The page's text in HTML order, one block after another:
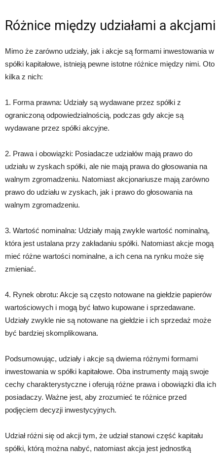
Różnice między udziałami a akcjami
Mimo że zarówno udziały, jak i akcje są formami inwestowania w
spółki kapitałowe, istnieją pewne istotne różnice między nimi. Oto
kilka z nich:
1. Forma prawna: Udziały są wydawane przez spółki z
ograniczoną odpowiedzialnością, podczas gdy akcje są
wydawane przez spółki akcyjne.
2. Prawa i obowiązki: Posiadacze udziałów mają prawo do
udziału w zyskach spółki, ale nie mają prawa do głosowania na
walnym zgromadzeniu. Natomiast akcjonariusze mają zarówno
prawo do udziału w zyskach, jak i prawo do głosowania na
walnym zgromadzeniu.
3. Wartość nominalna: Udziały mają zwykle wartość nominalną,
która jest ustalana przy zakładaniu spółki. Natomiast akcje mogą
mieć różne wartości nominalne, a ich cena na rynku może się
zmieniać.
4. Rynek obrotu: Akcje są często notowane na giełdzie papierów
wartościowych i mogą być łatwo kupowane i sprzedawane.
Udziały zwykle nie są notowane na giełdzie i ich sprzedaż może
być bardziej skomplikowana.
Podsumowując, udziały i akcje są dwiema różnymi formami
inwestowania w spółki kapitałowe. Oba instrumenty mają swoje
cechy charakterystyczne i oferują różne prawa i obowiązki dla ich
posiadaczy. Ważne jest, aby zrozumieć te różnice przed
podjęciem decyzji inwestycyjnych.
Udział różni się od akcji tym, że udział stanowi część kapitału
spółki, którą można nabyć, natomiast akcja jest jednostką